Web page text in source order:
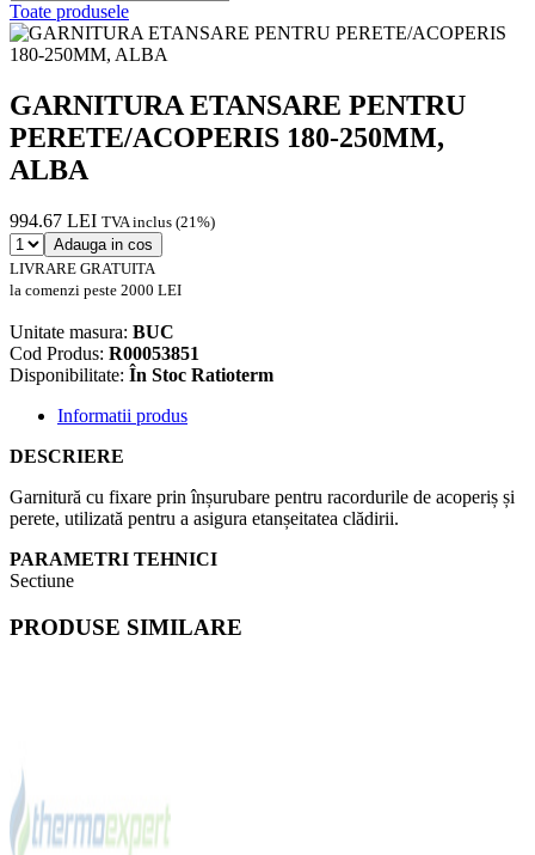
Toate produsele
GARNITURA ETANSARE PENTRU
PERETE/ACOPERIS 180-250MM,
ALBA
994.67 LEI TVA inclus (21%)
Adauga in cos
LIVRARE GRATUITA
la comenzi peste 2000 LEI
Unitate masura: BUC
Cod Produs: R00053851
Disponibilitate: În Stoc Ratioterm
Informatii produs
DESCRIERE
Garnitură cu fixare prin înșurubare pentru racordurile de acoperiș și
perete, utilizată pentru a asigura etanșeitatea clădirii.
PARAMETRI TEHNICI
Sectiune
PRODUSE SIMILARE